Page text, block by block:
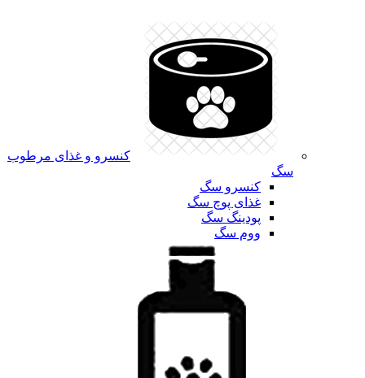
کنسرو و غذای مرطوب
سگ
کنسرو سگ
غذای پوچ سگ
پودینگ سگ
ووم سگ